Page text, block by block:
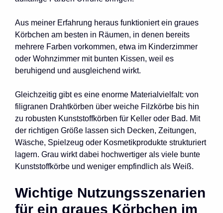
Aus meiner Erfahrung heraus funktioniert ein graues
Körbchen am besten in Räumen, in denen bereits
mehrere Farben vorkommen, etwa im Kinderzimmer
oder Wohnzimmer mit bunten Kissen, weil es
beruhigend und ausgleichend wirkt.
Gleichzeitig gibt es eine enorme Materialvielfalt: von
filigranen Drahtkörben über weiche Filzkörbe bis hin
zu robusten Kunststoffkörben für Keller oder Bad. Mit
der richtigen Größe lassen sich Decken, Zeitungen,
Wäsche, Spielzeug oder Kosmetikprodukte strukturiert
lagern. Grau wirkt dabei hochwertiger als viele bunte
Kunststoffkörbe und weniger empfindlich als Weiß.
Wichtige Nutzungsszenarien
für ein graues Körbchen im